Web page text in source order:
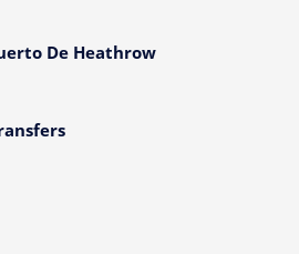
De Heathrow